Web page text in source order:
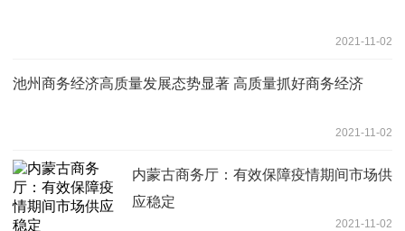
2021-11-02
池州商务经济高质量发展态势显著 高质量抓好商务经济
2021-11-02
内蒙古商务厅：有效保障疫情期间市场供
应稳定
2021-11-02